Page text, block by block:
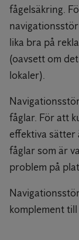
fågelsäkring.
lika bra på
(oavsett om
lokaler).
fåglar. För att
effektiva sätter
fåglar som är
problem på
komplement